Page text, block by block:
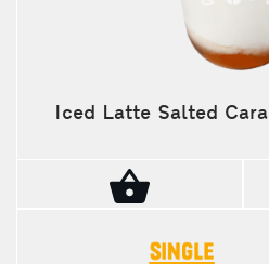
Iced Latte Salted